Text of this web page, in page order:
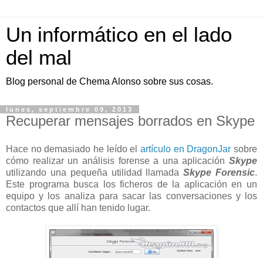
Un informático en el lado
del mal
Blog personal de Chema Alonso sobre sus cosas.
lunes, septiembre 09, 2013
Recuperar mensajes borrados en Skype
Hace no demasiado he leído el artículo en DragonJar sobre
cómo realizar un análisis forense a una aplicación Skype
utilizando una pequeña utilidad llamadaSkype Forensic.
Este programa busca los ficheros de la aplicación en un
equipo y los analiza para sacar las conversaciones y los
contactos que allí han tenido lugar.